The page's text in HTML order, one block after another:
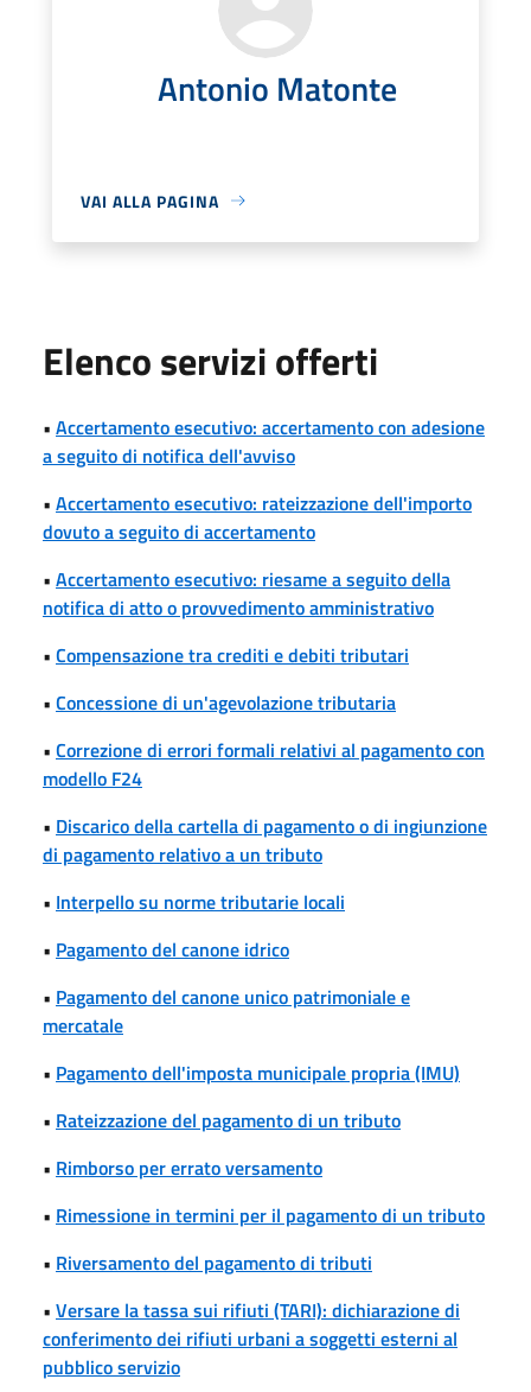
Antonio Matonte
VAI ALLA PAGINA
Elenco servizi offerti
• Accertamento esecutivo: accertamento con adesione
a seguito di notifica dell'avviso
• Accertamento esecutivo: rateizzazione dell'importo
dovuto a seguito di accertamento
• Accertamento esecutivo: riesame a seguito della
notifica di atto o provvedimento amministrativo
• Compensazione tra crediti e debiti tributari
• Concessione di un'agevolazione tributaria
• Correzione di errori formali relativi al pagamento con
modello F24
• Discarico della cartella di pagamento o di ingiunzione
di pagamento relativo a un tributo
• Interpello su norme tributarie locali
• Pagamento del canone idrico
• Pagamento del canone unico patrimoniale e
mercatale
• Pagamento dell'imposta municipale propria (IMU)
• Rateizzazione del pagamento di un tributo
• Rimborso per errato versamento
• Rimessione in termini per il pagamento di un tributo
• Riversamento del pagamento di tributi
• Versare la tassa sui rifiuti (TARI): dichiarazione di
conferimento dei rifiuti urbani a soggetti esterni al
pubblico servizio